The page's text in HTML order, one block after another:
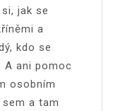
jak se
a
kdo se
A ani pomoc
osobním
a tam